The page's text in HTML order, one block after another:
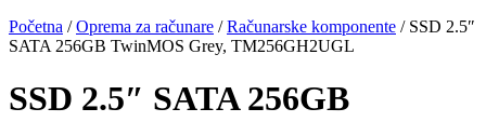
Početna /Oprema za računare /Računarske komponente / SSD 2.5″
SATA 256GB TwinMOS Grey, TM256GH2UGL
SSD 2.5″ SATA 256GB